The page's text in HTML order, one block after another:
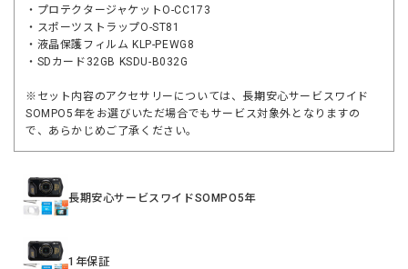
・プロテクタージャケットO-CC173
・スポーツストラップO-ST81
・液晶保護フィルム KLP-PEWG8
・SDカード32GB KSDU-B032G
※セット内容のアクセサリーについては、長期安心サービスワイド
SOMPO5年をお選びいただ場合でもサービス対象外となりますの
で、あらかじめご了承ください。
長期安心サービスワイドSOMPO5年
1年保証